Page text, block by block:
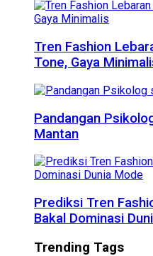
Tren Fashion
Tone, Gaya
Pandangan
Mantan
Prediksi Tren
Bakal Dominasi
Trending Tags